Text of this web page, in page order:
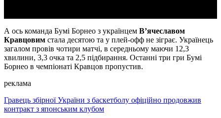
А ось команда Бумі Борнео з українцем В’ячеславом
Кравцовим стала десятою та у плей-офф не зіграє. Українець
загалом провів чотири матчі, в середньому маючи 12,3
хвилини, 3,3 очка та 2,5 підбирання. Останні три гри Бумі
Борнео в чемпіонаті Кравцов пропустив.
реклама
Гравець збірної України з баскетболу офіційно продовжив
контракт з японським клубом